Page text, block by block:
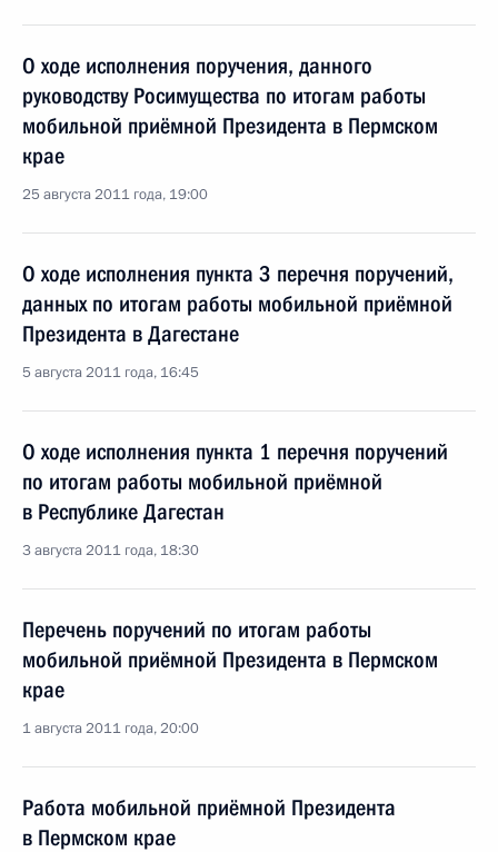
О ходе исполнения поручения, данного
руководству Росимущества по итогам работы
мобильной приёмной Президента в Пермском
крае
25 августа 2011 года, 19:00
О ходе исполнения пункта 3 перечня поручений,
данных по итогам работы мобильной приёмной
Президента в Дагестане
5 августа 2011 года, 16:45
О ходе исполнения пункта 1 перечня поручений
по итогам работы мобильной приёмной
в Республике Дагестан
3 августа 2011 года, 18:30
Перечень поручений по итогам работы
мобильной приёмной Президента в Пермском
крае
1 августа 2011 года, 20:00
Работа мобильной приёмной Президента
в Пермском крае